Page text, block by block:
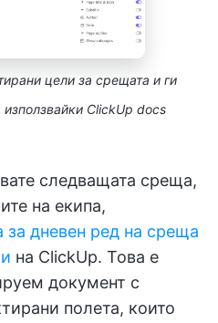
цели за срещата и ги
ClickUp docs
следващата среща,
на екипа,
за дневен ред на среща
на ClickUp. Това е
документ с
полета, които